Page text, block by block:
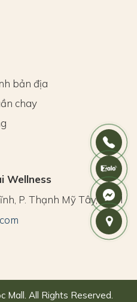
bản địa
chay
Wellness
P. Thạnh Mỹ Tây, HCM
Mall. All Rights Reserved.